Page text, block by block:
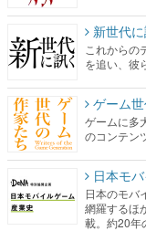
新世代に
これからの
を追い、彼
ゲーム
ゲームに多
のコンテン
日本モ
日本のモバ
網羅するほ
載。約20年